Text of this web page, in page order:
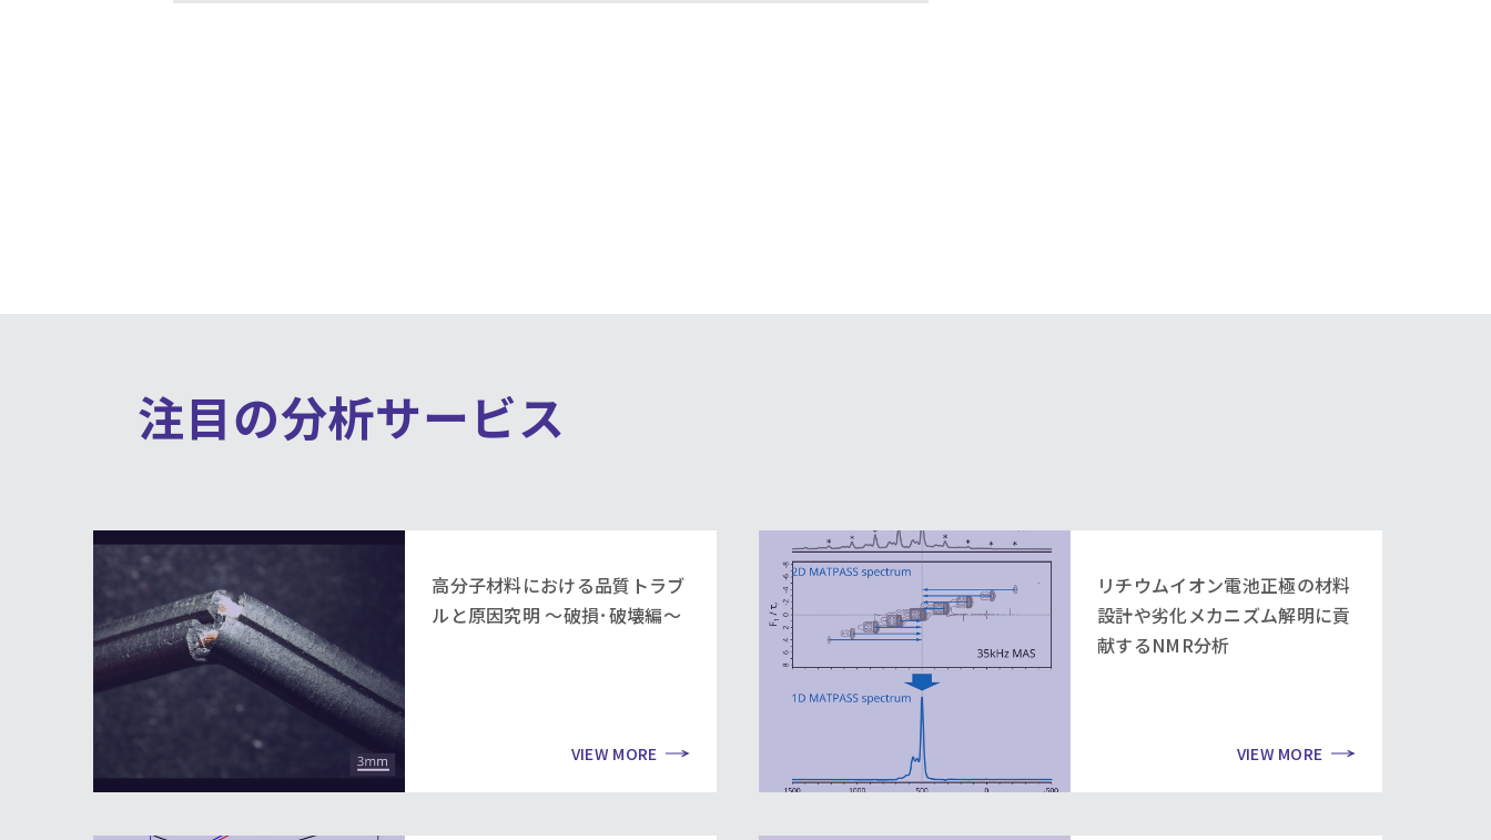
注目の分析サービス
高分子材料における品質トラブ
ルと原因究明 ～破損･破壊編～
VIEW MORE
リチウムイオン電池正極の材料
設計や劣化メカニズム解明に貢
献するNMR分析
VIEW MORE